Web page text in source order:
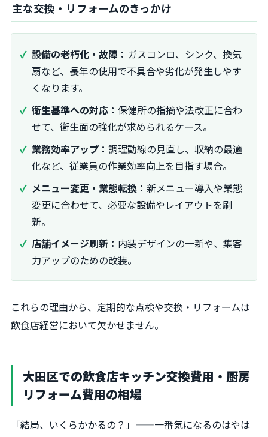
主な交換・リフォームのきっかけ
設備の老朽化・故障： ガスコンロ、シンク、換気
扇など、長年の使用で不具合や劣化が発生しやす
くなります。
衛生基準への対応： 保健所の指摘や法改正に合わ
せて、衛生面の強化が求められるケース。
業務効率アップ： 調理動線の見直し、収納の最適
化など、従業員の作業効率向上を目指す場合。
メニュー変更・業態転換： 新メニュー導入や業態
変更に合わせて、必要な設備やレイアウトを刷
新。
店舗イメージ刷新： 内装デザインの一新や、集客
力アップのための改装。
これらの理由から、定期的な点検や交換・リフォームは
飲食店経営において欠かせません。
大田区での飲食店キッチン交換費用・厨房
リフォーム費用の相場
「結局、いくらかかるの？」——一番気になるのはやは